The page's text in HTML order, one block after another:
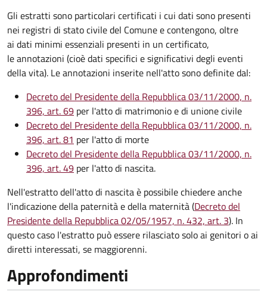
Gli estratti sono particolari certificati i cui dati sono presenti
nei registri di stato civile del Comune e contengono, oltre
ai dati minimi essenziali presenti in un certificato,
le annotazioni (cioè dati specifici e significativi degli eventi
della vita). Le annotazioni inserite nell'atto sono definite dal:
Decreto del Presidente della Repubblica 03/11/2000, n.
396, art. 69 per l'atto di matrimonio e di unione civile
Decreto del Presidente della Repubblica 03/11/2000, n.
396, art. 81 per l'atto di morte
Decreto del Presidente della Repubblica 03/11/2000, n.
396, art. 49 per l'atto di nascita.
Nell'estratto dell'atto di nascita è possibile chiedere anche
l'indicazione della paternità e della maternità (Decreto del
Presidente della Repubblica 02/05/1957, n. 432, art. 3). In
questo caso l'estratto può essere rilasciato solo ai genitori o ai
diretti interessati, se maggiorenni.
Approfondimenti